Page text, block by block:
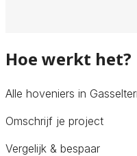
Hoe werkt het?
Alle hoveniers in
Omschrijf je project
Vergelijk & bespaar